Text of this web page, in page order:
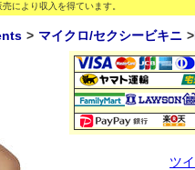
により収入を得ています。
マイクロ/セクシービキニ
ツ